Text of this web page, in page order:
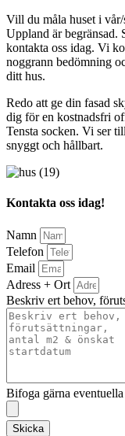
Vill du måla huset i
Uppland är begränsad.
kontakta oss idag. Vi
noggrann bedömning
ditt hus.
Redo att ge din fasad
dig för en kostnadsfri
Tensta socken. Vi ser
snyggt och hållbart.
Kontakta oss idag!
Namn
Telefon
Email
Adress + Ort
Beskriv ert behov,
Bifoga gärna
Skicka